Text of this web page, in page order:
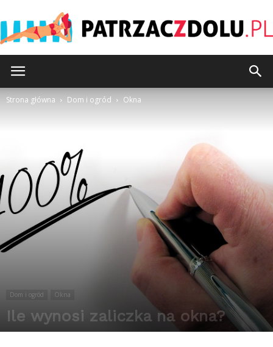
Strona główna Dom i ogród Okna
Dom i ogród Okna
Ile wynosi zaliczka na okna?
Przez Redakcja - 7 sierpnia 2025 252 0